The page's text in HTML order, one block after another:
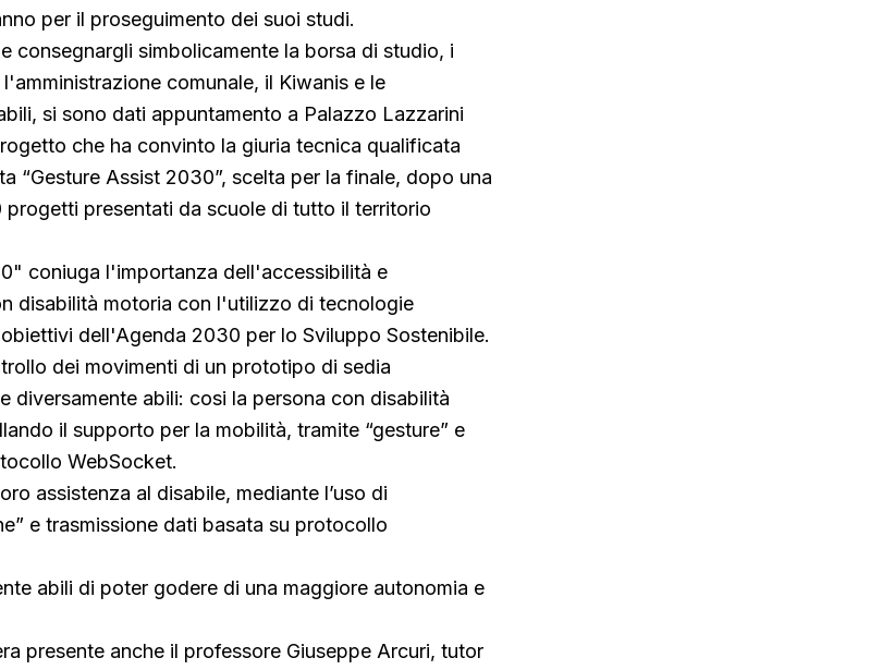
per il proseguimento dei suoi studi.
consegnargli simbolicamente la borsa di studio, i
comunale, il Kiwanis e le
si sono dati appuntamento a Palazzo Lazzarini
che ha convinto la giuria tecnica qualificata
“Gesture Assist 2030”, scelta per la finale, dopo una
presentati da scuole di tutto il territorio
coniuga l'importanza dell'accessibilità e
disabilità motoria con l'utilizzo di tecnologie
dell'Agenda 2030 per lo Sviluppo Sostenibile.
dei movimenti di un prototipo di sedia
diversamente abili: cosi la persona con disabilità
il supporto per la mobilità, tramite “gesture” e
WebSocket.
assistenza al disabile, mediante l’uso di
e trasmissione dati basata su protocollo
abili di poter godere di una maggiore autonomia e
presente anche il professore Giuseppe Arcuri, tutor